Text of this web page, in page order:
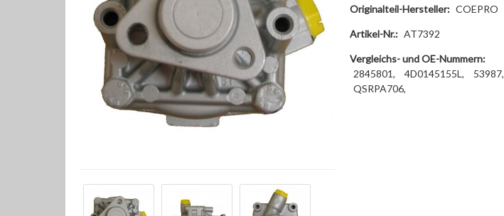
Originalteil-Hersteller: COEPRO
Artikel-Nr.: AT7392
Vergleichs- und OE-Nummern:
2845801,
4D0145155L, 53987,
QSRPA706,